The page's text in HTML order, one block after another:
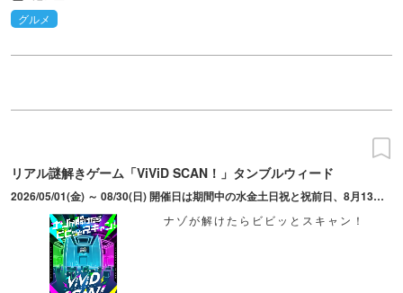
グルメ
リアル謎解きゲーム「ViViD SCAN！」タンブルウィード
2026/05/01(金) ～ 08/30(日) 開催日は期間中の水金土日祝と祝前日、8月13日（8月26日は実施なし）。基本的に30分毎にスタート。合間に間隔が開く回もあり。開場は開演の5分前、入場締切は2分前。
ナゾが解けたらビビッとスキャン！